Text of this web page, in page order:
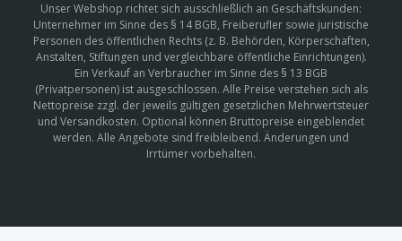
Unser Webshop richtet sich ausschließlich an Geschäftskunden:
Unternehmer im Sinne des § 14 BGB, Freiberufler sowie juristische
Personen des öffentlichen Rechts (z. B. Behörden, Körperschaften,
Anstalten, Stiftungen und vergleichbare öffentliche Einrichtungen).
Ein Verkauf an Verbraucher im Sinne des § 13 BGB
(Privatpersonen) ist ausgeschlossen. Alle Preise verstehen sich als
Nettopreise zzgl. der jeweils gültigen gesetzlichen Mehrwertsteuer
und Versandkosten. Optional können Bruttopreise eingeblendet
werden. Alle Angebote sind freibleibend. Änderungen und
Irrtümer vorbehalten.